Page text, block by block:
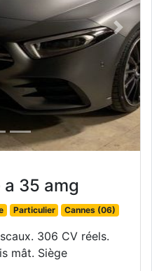
Next
35 amg
Particulier Cannes (06)
306 CV réels.
mât. Siège